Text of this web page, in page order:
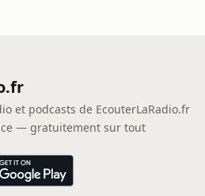
et podcasts de EcouterLaRadio.fr
— gratuitement sur tout